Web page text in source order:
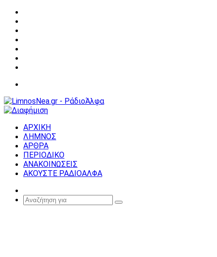
ΑΡΧΙΚΗ
ΛΗΜΝΟΣ
ΑΡΘΡΑ
ΠΕΡΙΟΔΙΚΟ
ΑΝΑΚΟΙΝΩΣΕΙΣ
ΑΚΟΥΣΤΕ ΡΑΔΙΟΑΛΦΑ
Article
Αναζήτηση